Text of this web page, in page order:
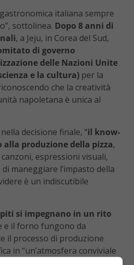
italiana sempre
sottolinea. Dopo 8 anni di
, a Jeju, in Corea del Sud,
di governo
delle Nazioni Unite
e la cultura) per la
che la creatività
napoletana è unica al
decisione finale, “il know-
produzione della pizza,
espressioni visuali,
maneggiare l’impasto della
è un indiscutibile
si impegnano in un rito
e il forno fungono da
il processo di produzione
in “un’atmosfera conviviale